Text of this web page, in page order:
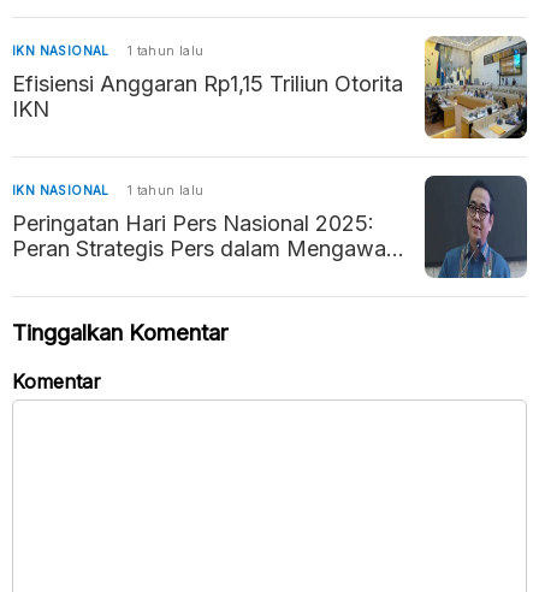
IKN NASIONAL 1 tahun lalu
Efisiensi Anggaran Rp1,15 Triliun Otorita
IKN
IKN NASIONAL 1 tahun lalu
Peringatan Hari Pers Nasional 2025:
Peran Strategis Pers dalam Mengawal
Tinggalkan Komentar
Komentar